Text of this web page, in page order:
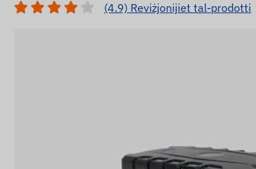
(4.9) Reviżjonijiet tal-prodotti